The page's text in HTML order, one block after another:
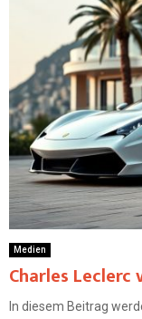
Medien
Charles
In diesem Beitrag